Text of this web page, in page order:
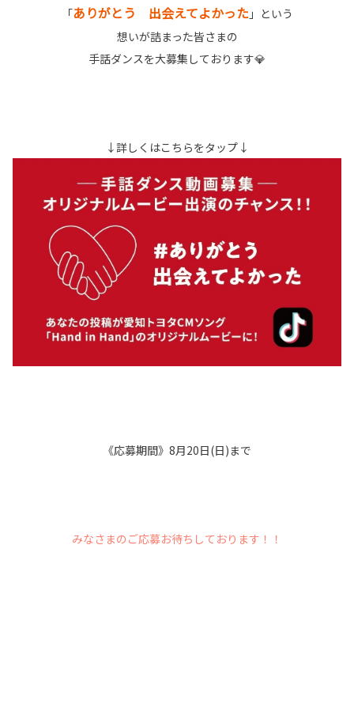
「ありがとう 出会えてよかった」という
想いが詰まった皆さまの
手話ダンスを大募集しております💎
↓詳しくはこちらをタップ↓
《応募期間》8月20日(日)まで
みなさまのご応募お待ちしております！！